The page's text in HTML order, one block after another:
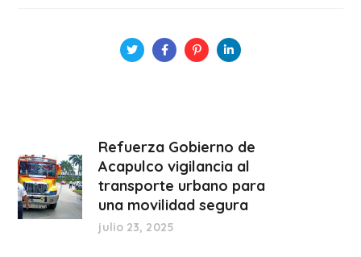
Refuerza Gobierno de
Acapulco vigilancia al
transporte urbano para
una movilidad segura
julio 23, 2025